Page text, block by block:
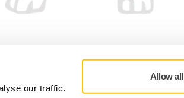
our traffic.
Allow all